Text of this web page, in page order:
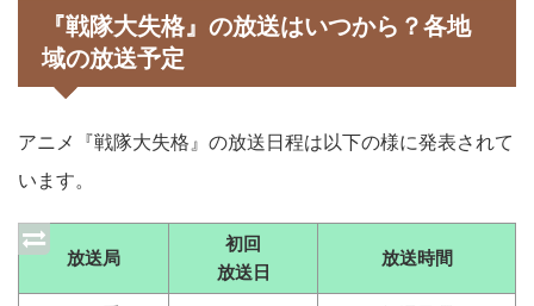
『戦隊大失格』の放送はいつから？各地
域の放送予定
アニメ『戦隊大失格』の放送日程は以下の様に発表されて
います。
放送局
初回
放送日
放送時間